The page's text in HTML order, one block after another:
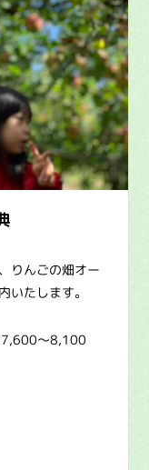
りんごの畑オー
いたします。
〜8,100